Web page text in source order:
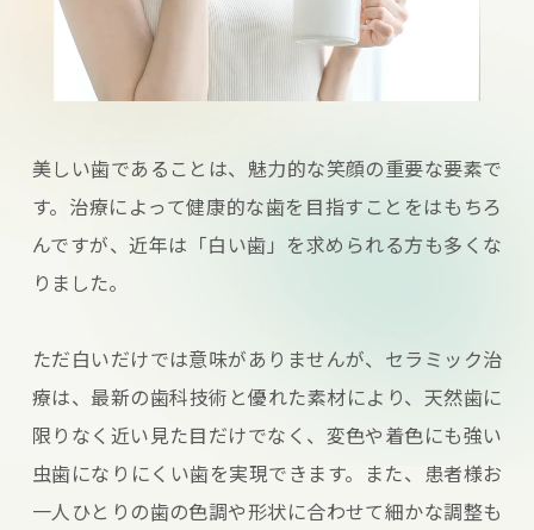
美しい歯であることは、魅力的な笑顔の重要な要素で
す。治療によって健康的な歯を目指すことをはもちろ
んですが、近年は「白い歯」を求められる方も多くな
りました。
ただ白いだけでは意味がありませんが、セラミック治
療は、最新の歯科技術と優れた素材により、天然歯に
限りなく近い見た目だけでなく、変色や着色にも強い
虫歯になりにくい歯を実現できます。また、患者様お
一人ひとりの歯の色調や形状に合わせて細かな調整も